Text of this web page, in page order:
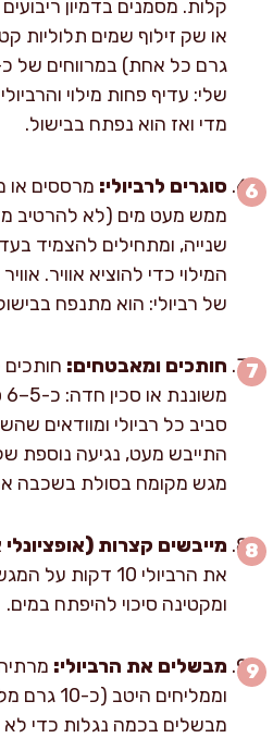
שלי: עדיף פחות מילוי
מדי ואז הוא נפתח בבישול.
סוגרים לרביולי: מרססים או
ממש מעט מים (לא להרטיב
שנייה, ומתחילים להצמיד
המילוי כדי להוציא אוויר.
של רביולי: הוא מתנפח
חותכים ומאבטחים:
סביב כל רביולי ומוודאים
התייבש מעט, נגיעה נוספת
מגש מקומח בסולת בשכבה
מייבשים קצרות
את הרביולי 10
ומקטינה סיכוי להיפתח במים.
מבשלים את הרביולי:
מבשלים בכמה נגלות כדי לא